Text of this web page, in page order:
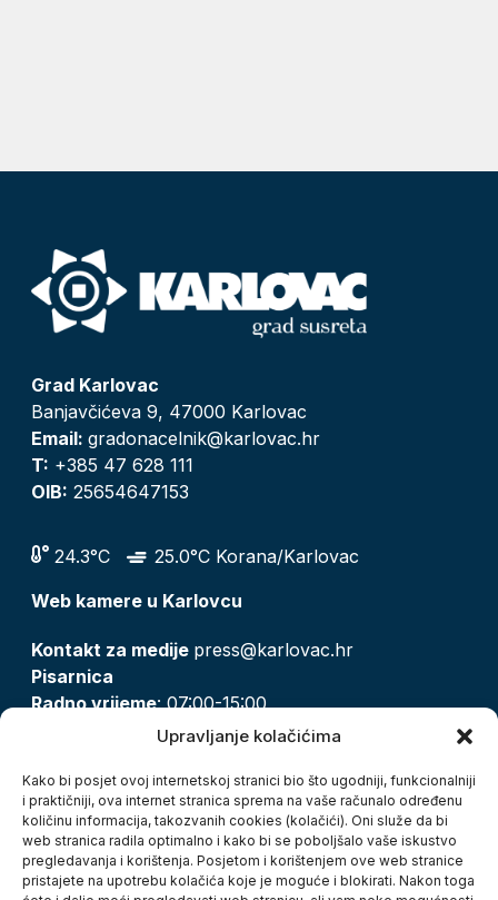
Upravljanje kolačićima
Kako bi posjet ovoj internetskoj stranici bio što ugodniji, funkcionalniji
i praktičniji, ova internet stranica sprema na vaše računalo određenu
količinu informacija, takozvanih cookies (kolačići). Oni služe da bi
web stranica radila optimalno i kako bi se poboljšalo vaše iskustvo
pregledavanja i korištenja. Posjetom i korištenjem ove web stranice
pristajete na upotrebu kolačića koje je moguće i blokirati. Nakon toga
Grad Karlovac
Banjavčićeva 9, 47000 Karlovac
Email: gradonacelnik@karlovac.hr
T: +385 47 628 111
OIB: 25654647153
24.3°C
25.0°C Korana/Karlovac
Web kamere u Karlovcu
Kontakt za medije press@karlovac.hr
Pisarnica
Radno vrijeme: 07:00-15:00
pisarnica@karlovac.hr
Zaštita osobnih podataka
Pristup informacijama
Kolačići